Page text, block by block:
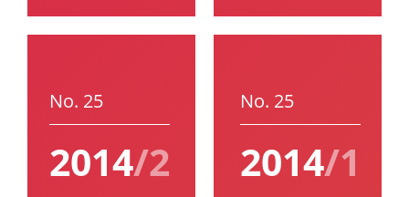
No. 25
2014/2
No. 25
2014/1